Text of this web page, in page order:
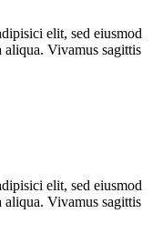
elit, sed eiusmod
aliqua. Vivamus sagittis
elit, sed eiusmod
aliqua. Vivamus sagittis